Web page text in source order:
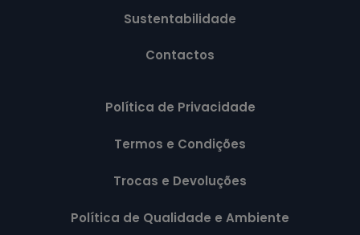
Sustentabilidade
Contactos
Política de Privacidade
Termos e Condições
Trocas e Devoluções
Política de Qualidade e Ambiente